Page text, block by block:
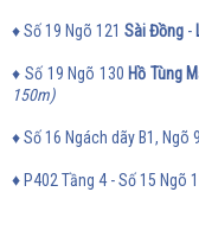
♦ Số 19 Ngõ 121 Sài Đồng -
♦ Số 19 Ngõ 130 Hồ Tùng
150m)
♦ Số 16 Ngách dãy B1, Ngõ
♦ P402 Tầng 4 - Số 15 Ngõ